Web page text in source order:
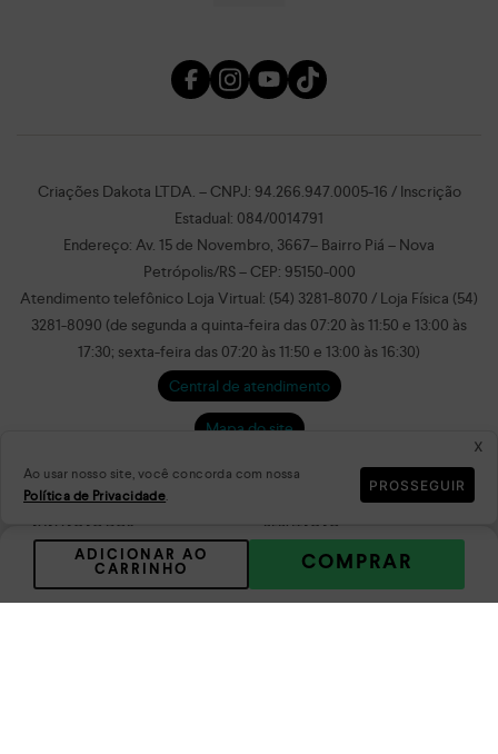
x
Ao usar nosso site, você concorda com nossa
Política de Privacidade.
PROSSEGUIR
ADICIONAR AO
CARRINHO
COMPRAR
Criações Dakota LTDA. – CNPJ: 94.266.947.0005-16 / Inscrição
Estadual: 084/0014791
Endereço: Av. 15 de Novembro, 3667– Bairro Piá – Nova
Petrópolis/RS – CEP: 95150-000
Atendimento telefônico Loja Virtual: (54) 3281-8070 / Loja Física (54)
3281-8090 (de segunda a quinta-feira das 07:20 às 11:50 e 13:00 às
17:30; sexta-feira das 07:20 às 11:50 e 13:00 às 16:30)
Central de atendimento
Mapa do site
AVALIAÇÃO DOS
CONSUMIDORES
REPUTAÇÃO